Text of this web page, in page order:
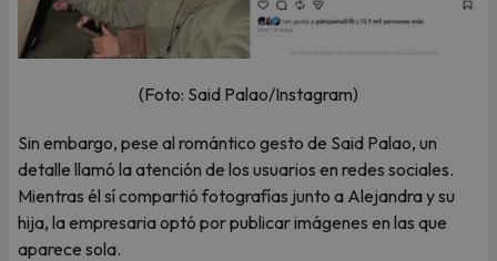
(Foto: Said Palao/Instagram)
Sin embargo, pese al romántico gesto de Said Palao, un
detalle llamó la atención de los usuarios en redes sociales.
Mientras él sí compartió fotografías junto a Alejandra y su
hija, la empresaria optó por publicar imágenes en las que
aparece sola.